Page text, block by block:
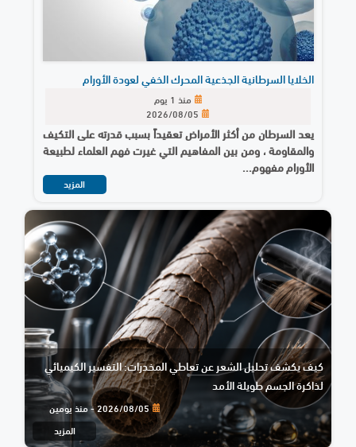
الخلايا السرطانية الجذعية المحرك الخفي لعودة الأورام
منذ 1 يوم
يعد السرطان من أكثر الأمراض تعقيداً بسبب قدرته على التكيف
والمقاومة ، ومن بين المفاهيم التي غيرت فهم العلماء لطبيعة
الأورام مفهوم...
المزيد
كيف يكشف تحليل الشعر عن تعاطي المخدرات: التفسير الكيميائي
لذاكرة الجسم طويلة الأمد
2026/08/05 - منذ يومين
المزيد